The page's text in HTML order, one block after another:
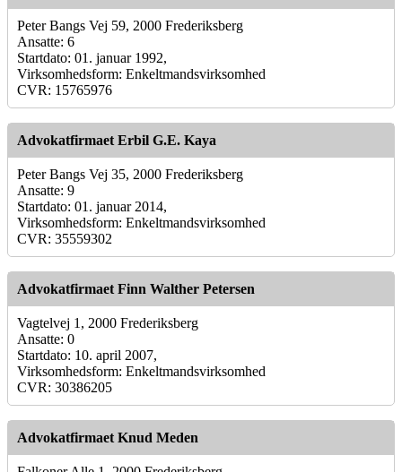
Peter Bangs Vej 59, 2000 Frederiksberg
Ansatte: 6
Startdato: 01. januar 1992,
Virksomhedsform: Enkeltmandsvirksomhed
CVR: 15765976
Advokatfirmaet Erbil G.E. Kaya
Peter Bangs Vej 35, 2000 Frederiksberg
Ansatte: 9
Startdato: 01. januar 2014,
Virksomhedsform: Enkeltmandsvirksomhed
CVR: 35559302
Advokatfirmaet Finn Walther Petersen
Vagtelvej 1, 2000 Frederiksberg
Ansatte: 0
Startdato: 10. april 2007,
Virksomhedsform: Enkeltmandsvirksomhed
CVR: 30386205
Advokatfirmaet Knud Meden